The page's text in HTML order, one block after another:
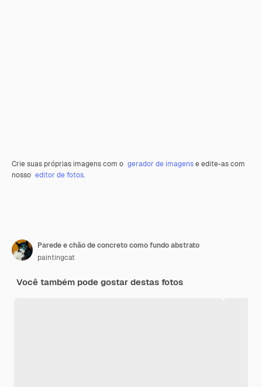
Crie suas próprias imagens com o gerador de imagense edite-as com
nosso editor de fotos.
Parede e chão de concreto como fundo abstrato
paintingcat
Você também pode gostar destas fotos